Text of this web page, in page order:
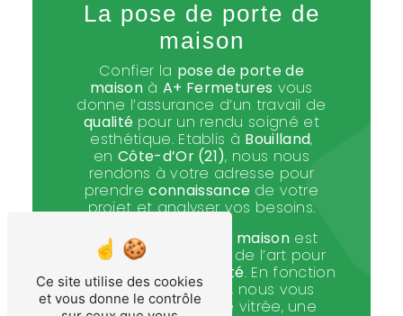
La pose de porte de
maison
Confier la pose de porte de
maison àA+ Fermetures vous
donne l’assurance d’un travail de
qualité pour un rendu soigné et
esthétique. Etablis à Bouilland,
en Côte-d’Or (21), nous nous
rendons à votre adresse pour
prendreconnaissance de votre
projet et analyser vos besoins.
pose de porte de maison est
faite dans les règles de l’art pour
optimiser votre sécurité. En fonction
de votre demande, nous vous
installons une porte vitrée, une
Ce site utilise des cookies
et vous donne le contrôle